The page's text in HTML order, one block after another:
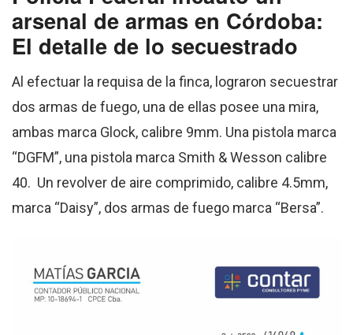
arsenal de armas en Córdoba:
El detalle de lo secuestrado
Al efectuar la requisa de la finca, lograron secuestrar
dos armas de fuego, una de ellas posee una mira,
ambas marca Glock, calibre 9mm. Una pistola marca
“DGFM”, una pistola marca Smith & Wesson calibre
40. Un revolver de aire comprimido, calibre 4.5mm,
marca “Daisy”, dos armas de fuego marca “Bersa”.